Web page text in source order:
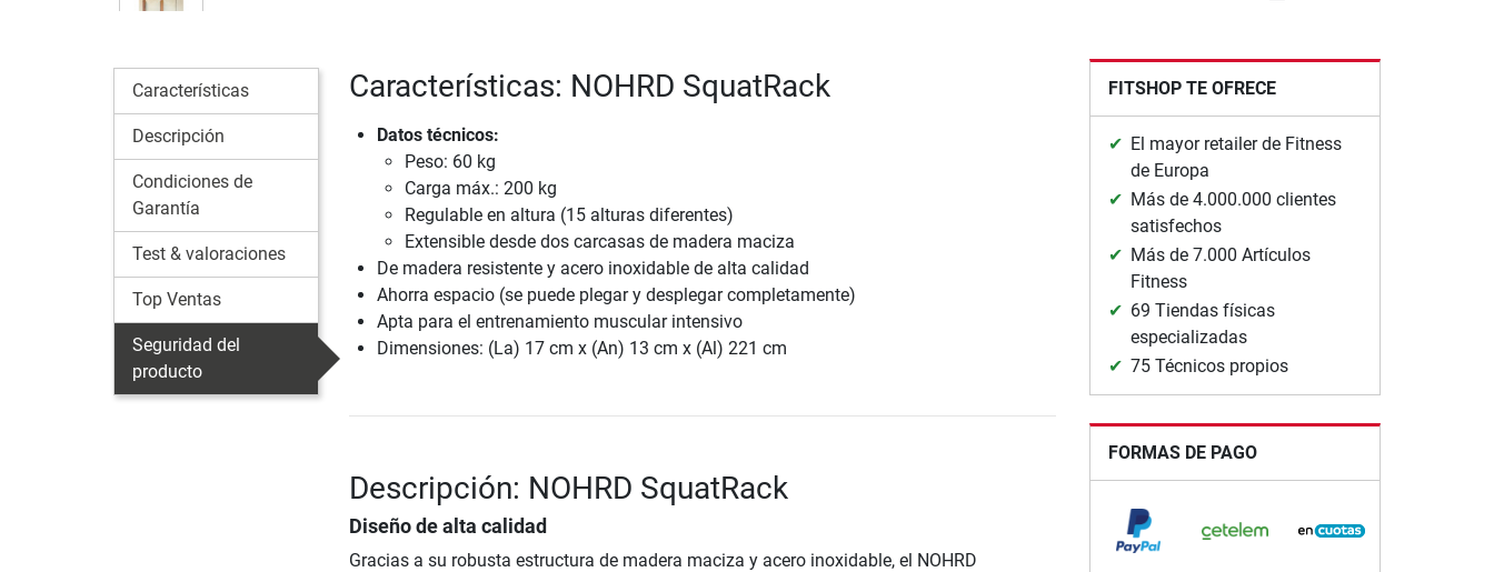
Características
Descripción
Condiciones de
Garantía
Test & valoraciones
Top Ventas
Seguridad del
producto
Características: NOHRD SquatRack
Datos técnicos:
Peso: 60 kg
Carga máx.: 200 kg
Regulable en altura (15 alturas diferentes)
Extensible desde dos carcasas de madera maciza
De madera resistente y acero inoxidable de alta calidad
Ahorra espacio (se puede plegar y desplegar completamente)
Apta para el entrenamiento muscular intensivo
Dimensiones: (La) 17 cm x (An) 13 cm x (Al) 221 cm
Descripción: NOHRD SquatRack
Diseño de alta calidad
Gracias a su robusta estructura de madera maciza y acero inoxidable, el NOHRD
FITSHOP TE OFRECE
El mayor retailer de Fitness
de Europa
Más de 4.000.000 clientes
satisfechos
Más de 7.000 Artículos
Fitness
69 Tiendas físicas
especializadas
75 Técnicos propios
FORMAS DE PAGO